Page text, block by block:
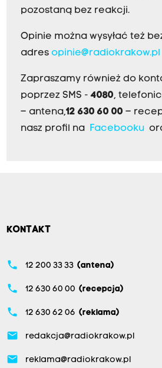
pozostaną bez reakcji.
Opinie można wysyłać też
adres opinie@radiokrakow.pl
Zapraszamy również do
poprzez SMS - 4080,
– antena,12 630 60 00 –
nasz profil na Facebooku
KONTAKT
phone 12 200 33 33 (antena)
phone 12 630 60 00 (recepcja)
phone 12 630 62 06 (reklama)
email redakcja@radiokrakow.pl
email reklama@radiokrakow.pl